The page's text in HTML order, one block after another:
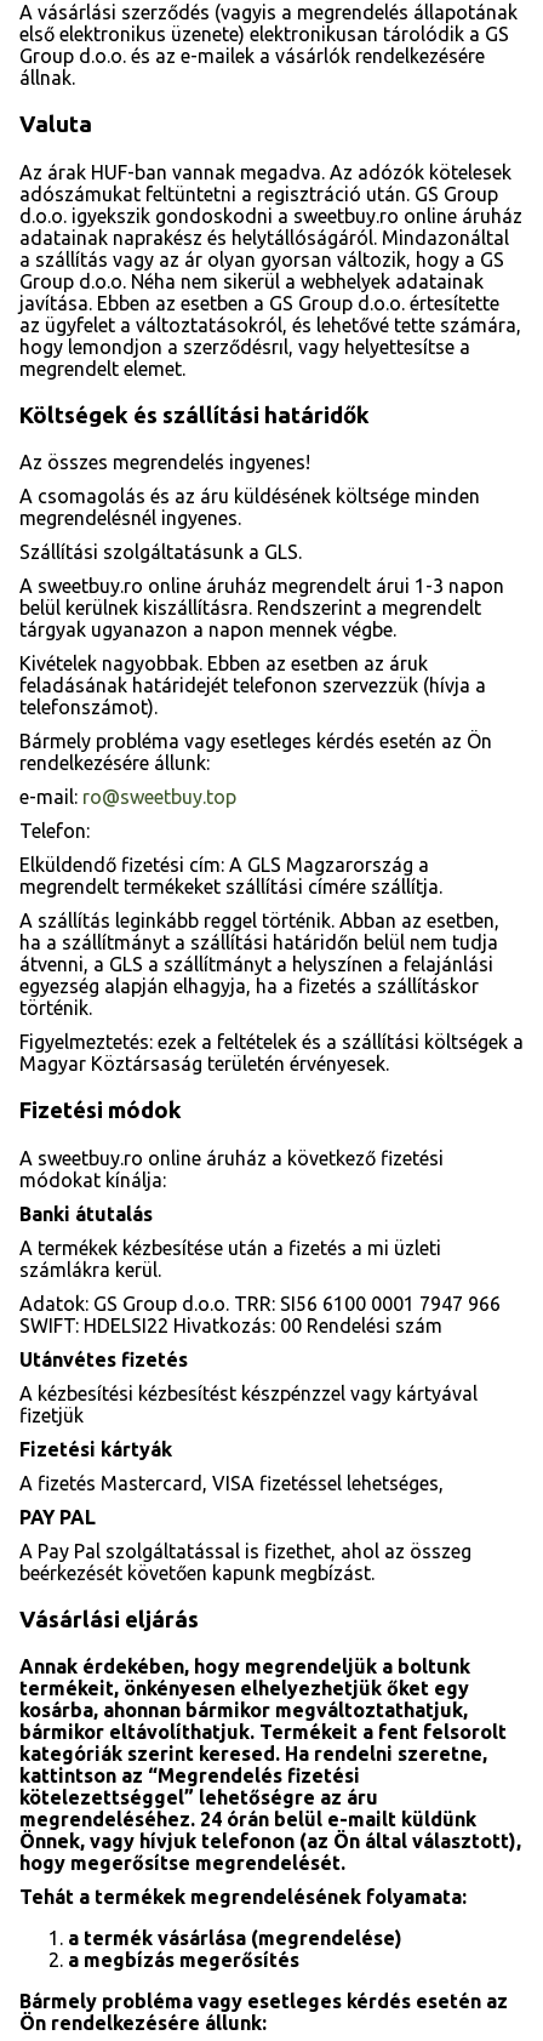
A vásárlási szerződés (vagyis a megrendelés állapotának
első elektronikus üzenete) elektronikusan tárolódik a GS
Group d.o.o. és az e-mailek a vásárlók rendelkezésére
állnak.
Valuta
Az árak HUF-ban vannak megadva. Az adózók kötelesek
adószámukat feltüntetni a regisztráció után. GS Group
d.o.o. igyekszik gondoskodni a sweetbuy.ro online áruház
adatainak naprakész és helytállóságáról. Mindazonáltal
a szállítás vagy az ár olyan gyorsan változik, hogy a GS
Group d.o.o. Néha nem sikerül a webhelyek adatainak
javítása. Ebben az esetben a GS Group d.o.o. értesítette
az ügyfelet a változtatásokról, és lehetővé tette számára,
hogy lemondjon a szerződésrıl, vagy helyettesítse a
megrendelt elemet.
Költségek és szállítási határidők
Az összes megrendelés ingyenes!
A csomagolás és az áru küldésének költsége minden
megrendelésnél ingyenes.
Szállítási szolgáltatásunk a GLS.
A sweetbuy.ro online áruház megrendelt árui 1-3 napon
belül kerülnek kiszállításra. Rendszerint a megrendelt
tárgyak ugyanazon a napon mennek végbe.
Kivételek nagyobbak. Ebben az esetben az áruk
feladásának határidejét telefonon szervezzük (hívja a
telefonszámot).
Bármely probléma vagy esetleges kérdés esetén az Ön
rendelkezésére állunk:
e-mail: ro@sweetbuy.top
Telefon:
Elküldendő fizetési cím: A GLS Magzarország a
megrendelt termékeket szállítási címére szállítja.
A szállítás leginkább reggel történik. Abban az esetben,
ha a szállítmányt a szállítási határidőn belül nem tudja
átvenni, a GLS a szállítmányt a helyszínen a felajánlási
egyezség alapján elhagyja, ha a fizetés a szállításkor
történik.
Figyelmeztetés: ezek a feltételek és a szállítási költségek a
Magyar Köztársaság területén érvényesek.
Fizetési módok
A sweetbuy.ro online áruház a következő fizetési
módokat kínálja:
Banki átutalás
A termékek kézbesítése után a fizetés a mi üzleti
számlákra kerül.
Adatok: GS Group d.o.o. TRR: SI56 6100 0001 7947 966
SWIFT: HDELSI22 Hivatkozás: 00 Rendelési szám
Utánvétes fizetés
A kézbesítési kézbesítést készpénzzel vagy kártyával
fizetjük
Fizetési kártyák
A fizetés Mastercard, VISA fizetéssel lehetséges,
PAY PAL
A Pay Pal szolgáltatással is fizethet, ahol az összeg
beérkezését követően kapunk megbízást.
Vásárlási eljárás
Annak érdekében, hogy megrendeljük a boltunk
termékeit, önkényesen elhelyezhetjük őket egy
kosárba, ahonnan bármikor megváltoztathatjuk,
bármikor eltávolíthatjuk. Termékeit a fent felsorolt
kategóriák szerint keresed. Ha rendelni szeretne,
kattintson az “Megrendelés fizetési
kötelezettséggel” lehetőségre az áru
megrendeléséhez. 24 órán belül e-mailt küldünk
Önnek, vagy hívjuk telefonon (az Ön által választott),
hogy megerősítse megrendelését.
Tehát a termékek megrendelésének folyamata:
a termék vásárlása (megrendelése)
a megbízás megerősítés
Bármely probléma vagy esetleges kérdés esetén az
Ön rendelkezésére állunk: